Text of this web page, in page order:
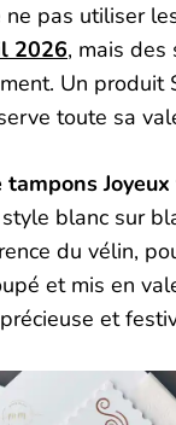
ne pas utiliser
2026, mais des
Un produit
toute sa
tampons
blanc sur
du vélin,
et mis en
et